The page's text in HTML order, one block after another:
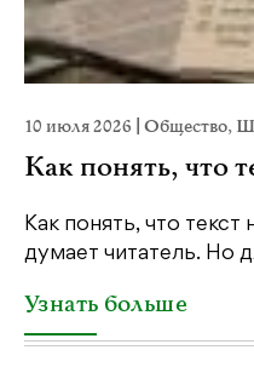
10 июля 2026 Общество,
Как понять, что
Как понять, что
думает читатель. Но
Узнать больше